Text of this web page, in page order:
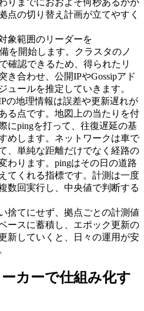
りまでにおおよそ何秒あるかが
点の切り替え計画が立てやすく
象範囲のリーダーを
を開始します。クラスタのノ
で確認できるため、得られたリ
き合わせ、公開IPやGossipアド
ュールを推定していきます。
の地理情報は誤差や更新遅れが
る点です。地図上の当たりを付
にpingを打って、往復遅延の基
めします。ネットワークは車で
、単純な距離だけでなく経路の
わります。pingはその日の道路
てくれる指標です。計測は一度
数回実行し、中央値で判断する
捨てにせず、拠点ごとの計測値
ースに蓄積し、エポック更新の
新していくと、日々の運用が安
カーで仕組み化す